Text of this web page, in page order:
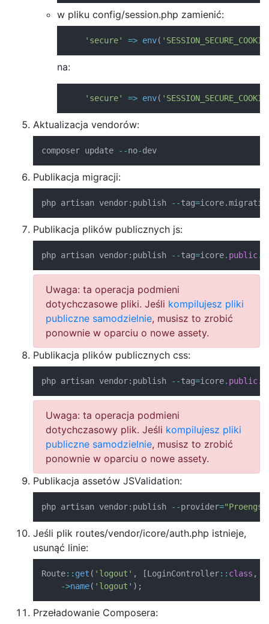
w pliku config/session.php zamienić:
'secure' => env(
na:
'secure' => env(
Aktualizacja vendorów:
composer update --no-dev
Publikacja migracji:
php artisan vendor: publish --tag=icore.
Publikacja plików publicznych js:
php artisan vendor: publish --tag=icore. public.
Uwaga: ta operacja podmieni
dotychczasowe pliki. Jeśli kompilujesz pliki
publiczne samodzielnie, musisz to zrobić
ponownie w oparciu o nowe assety.
Publikacja plików publicznych css:
php artisan vendor: publish --tag=icore. public.
Uwaga: ta operacja podmieni
dotychczasowy plik. Jeśli kompilujesz pliki
publiczne samodzielnie, musisz to zrobić
ponownie w oparciu o nowe assety.
Publikacja assetów JSValidation:
php artisan vendor: publish --provider=
Jeśli plik routes/vendor/icore/auth.php istnieje,
usunąć linie:
Route:: get ( 'logout' , [LoginController:: class ,
->name( 'logout' ) ;
Przeładowanie Composera: